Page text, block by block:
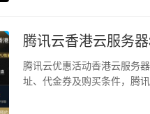
腾讯云香港云服务
腾讯云优惠活动香港云服务
址、代金券及购买条件，腾